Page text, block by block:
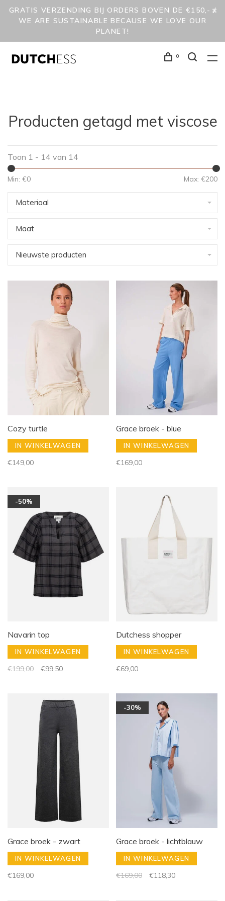
GRATIS VERZENDING BIJ ORDERS BOVEN DE €150,- /
WE ARE SUSTAINABLE BECAUSE WE LOVE OUR
PLANET!
0
Producten getagd met viscose
Toon 1 - 14 van 14
Min: €0 Max: €200
Materiaal
Maat
Nieuwste producten
Cozy turtle
IN WINKELWAGEN
€149,00
Grace broek - blue
IN WINKELWAGEN
€169,00
-50%
Navarin top
IN WINKELWAGEN
€199,00 €99,50
Dutchess shopper
IN WINKELWAGEN
€69,00
Grace broek - zwart
IN WINKELWAGEN
€169,00
-30%
Grace broek - lichtblauw
IN WINKELWAGEN
€169,00 €118,30